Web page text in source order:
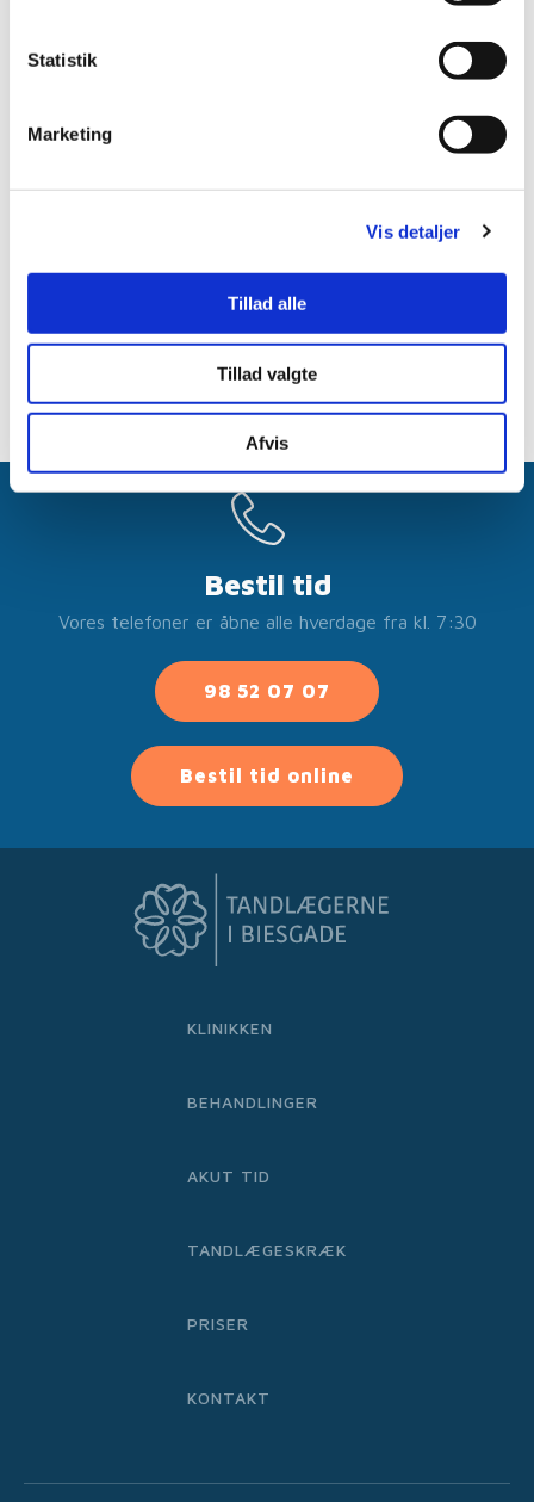
Statistik
Marketing
Vis detaljer
Tillad alle
Tillad valgte
Afvis
Fredag
07:30 - 15:00
Bestil tid
Vores telefoner er åbne alle hverdage fra kl. 7:30
98 52 07 07
Bestil tid online
KLINIKKEN
BEHANDLINGER
AKUT TID
TANDLÆGESKRÆK
PRISER
KONTAKT